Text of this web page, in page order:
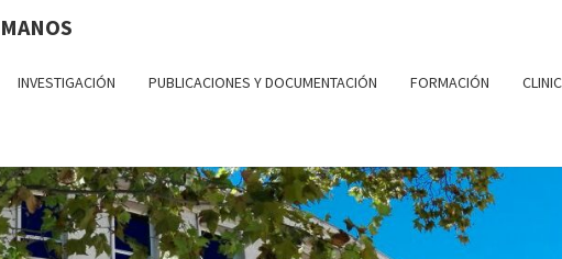
INVESTIGACIÓN PUBLICACIONES Y DOCUMENTACIÓN FORMACIÓN